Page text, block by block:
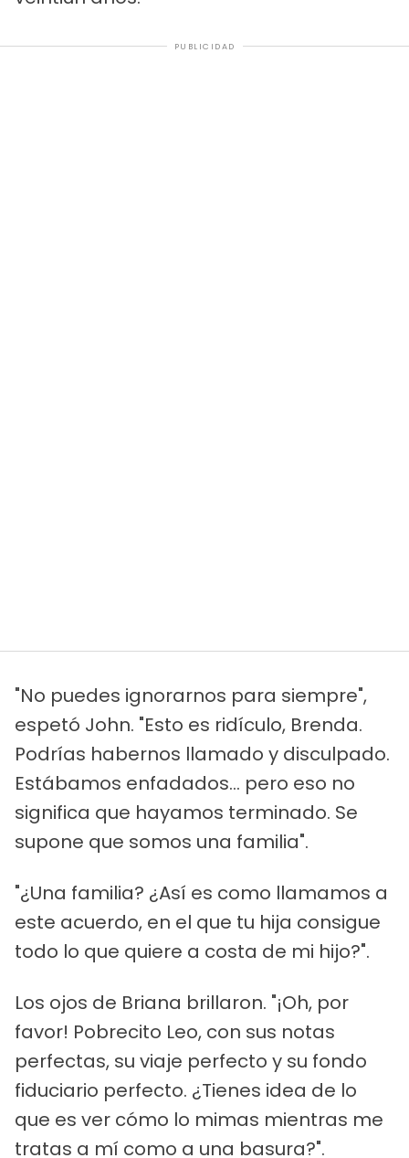
PUBLICIDAD
"No puedes ignorarnos para siempre",
espetó John. "Esto es ridículo, Brenda.
Podrías habernos llamado y disculpado.
Estábamos enfadados... pero eso no
significa que hayamos terminado. Se
supone que somos una familia".
"¿Una familia? ¿Así es como llamamos a
este acuerdo, en el que tu hija consigue
todo lo que quiere a costa de mi hijo?".
Los ojos de Briana brillaron. "¡Oh, por
favor! Pobrecito Leo, con sus notas
perfectas, su viaje perfecto y su fondo
fiduciario perfecto. ¿Tienes idea de lo
que es ver cómo lo mimas mientras me
tratas a mí como a una basura?".